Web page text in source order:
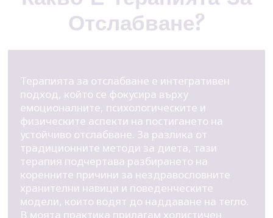
Отслабване?
Терапията за отслабване е интегративен
подход, който се фокусира върху
емоционалните, психологическите и
физическите аспекти на постигането на
устойчиво отслабване. За разлика от
традиционните методи за диета, тази
терапия подчертава разбирането на
коренните причини за нездравословните
хранителни навици и поведенческите
модели, които водят до наддаване на тегло.
В моята практика прилагам холистичен